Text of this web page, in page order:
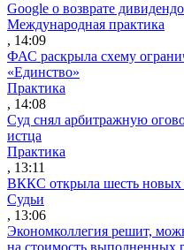
Google о возврате
Международная практика
, 14:09
ФАС раскрыла схему
«Единство»
Практика
, 14:08
Суд снял арбитражную
истца
Практика
, 13:11
ВККС открыла шесть новых
Судьи
, 13:06
Экономколлегия решит,
на стоимость выполненных